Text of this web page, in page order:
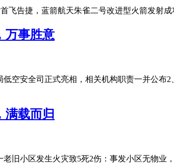
飞告捷，蓝箭航天朱雀二号改进型火箭发射
万事胜意
空安全司正式亮相，相关机构职责一并公
满载而归
旧小区发生火灾致5死2伤：事发小区无物